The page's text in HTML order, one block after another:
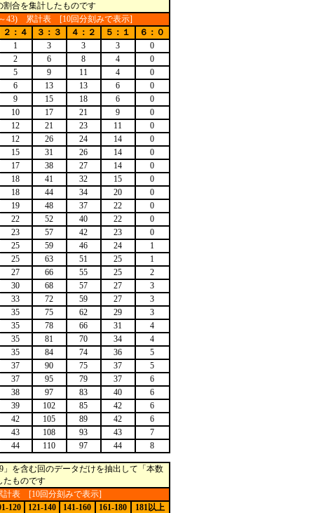
割合を集計したものです
～43) 累計表 [10回分刻みで表示]
２：４ ３：３ ４：２ ５：１
６：０
1 3 3 3
0
2 6 8 4
0
5 9 11 4
0
6 13 13 6
0
9 15 18 6
0
10 17 21 9
0
12 21 23 11
0
12 26 24 14
0
15 31 26 14
0
17 38 27 14
0
18 41 32 15
0
18 44 34 20
0
19 48 37 22
0
22 52 40 22
0
23 57 42 23
0
25 59 46 24
1
25 63 51 25
1
27 66 55 25
2
30 68 57 27
3
33 72 59 27
3
35 75 62 29
3
35 78 66 31
4
35 81 70 34
4
35 84 74 36
5
37 90 75 37
5
37 95 79 37
6
38 97 83 40
6
39 102 85 42
6
42 105 89 42
6
43 108 93 43
7
44 110 97 44 8
」を含む回のデータだけを抽出して「本数
たものです
表 [10回分刻みで表示]
120 121-140 141-160 161-180
181以上